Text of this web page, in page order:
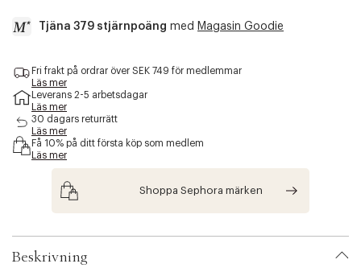
sida.
Tjäna 379 stjärnpoäng med Magasin Goodie
c
c
e
s
s
i
y
.
v
Fri frakt på ordrar över SEK 749 för medlemmar
Läs mer
Leverans 2-5 arbetsdagar
Läs mer
30 dagars returrätt
Läs mer
Få 10% på ditt första köp som medlem
Läs mer
Shoppa Sephora märken
Beskrivning